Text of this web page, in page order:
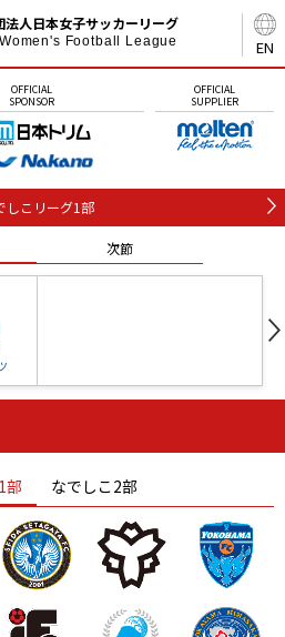
EN
法人日本女子サッカーリーグ
Football League
OFFICIAL
SPONSOR
OFFICIAL
SUPPLIER
しこリーグ1部
次節
石人の星
静岡 愛媛Ｌ
部 なでしこ2部